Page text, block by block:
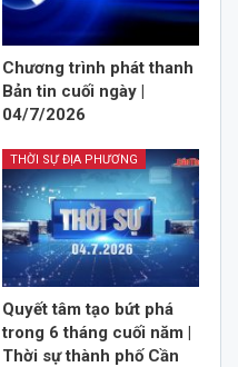
Chương trình phát thanh
Bản tin cuối ngày |
04/7/2026
THỜI SỰ ĐỊA PHƯƠNG
Quyết tâm tạo bứt phá
trong 6 tháng cuối năm |
Thời sự thành phố Cần